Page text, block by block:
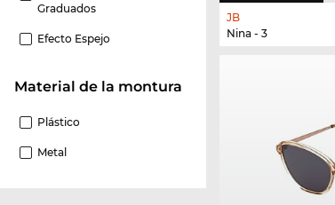
Graduados
Efecto Espejo
Material de la montura
Plástico
Metal
JB
Nina - 3